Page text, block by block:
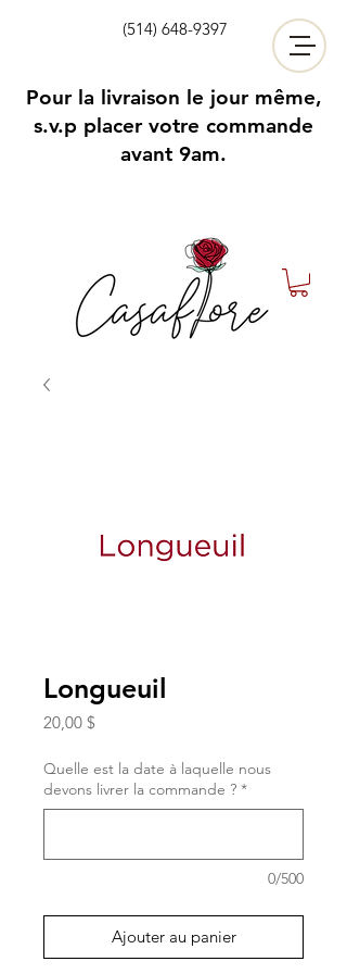
(514) 648-9397
Pour la livraison le jour même,
s.v.p placer votre commande
avant 9am.
Longueuil
20,00 $
Quelle est la date à laquelle nous
devons livrer la commande ? *
0/500
Ajouter au panier